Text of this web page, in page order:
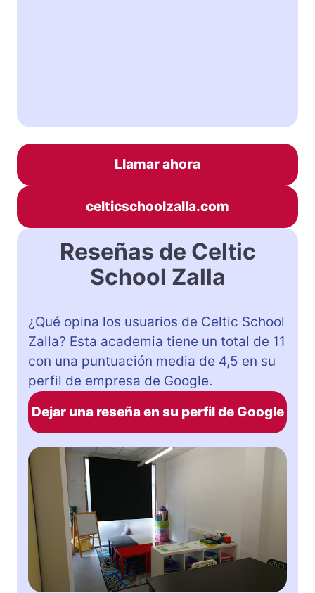
Llamar ahora
celticschoolzalla.com
Reseñas de Celtic
School Zalla
¿Qué opina los usuarios de Celtic School
Zalla? Esta academia tiene un total de 11
con una puntuación media de 4,5 en su
perfil de empresa de Google.
Dejar una reseña en su perfil de Google